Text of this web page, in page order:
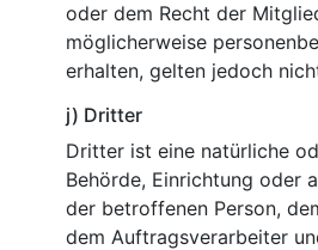
oder dem Recht der
möglicherweise
erhalten, gelten jedoch
j) Dritter
Dritter ist eine natürliche
Behörde, Einrichtung oder
der betroffenen Person,
dem Auftragsverarbeiter